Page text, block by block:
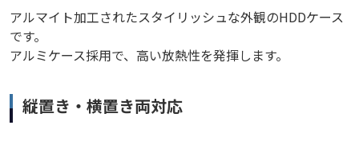
アルマイト加工されたスタイリッシュな外観のHDDケース
です。
アルミケース採用で、高い放熱性を発揮します。
縦置き・横置き両対応